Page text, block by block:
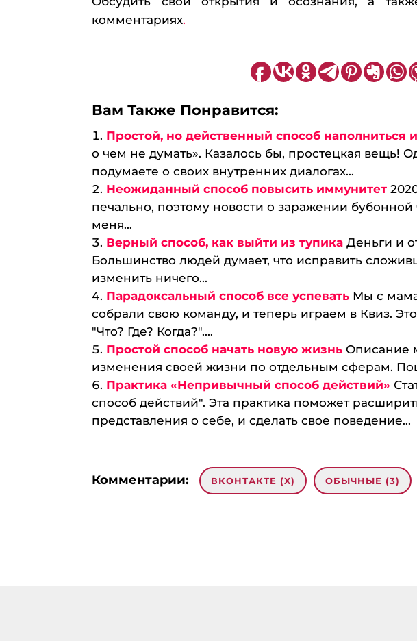
комментариях.
Вам Также Понравится:
Простой, но действенный способ наполниться
о чем не думать». Казалось бы, простецкая вещь!
подумаете о своих внутренних диалогах...
Неожиданный способ повысить иммунитет
печально, поэтому новости о заражении
меня...
Верный способ, как выйти из тупика Деньги и
Большинство людей думает, что исправить
изменить ничего...
Парадоксальный способ все успевать Мы с
собрали свою команду, и теперь играем в Квиз.
"Что? Где? Когда?"....
Простой способ начать новую жизнь Описание
изменения своей жизни по отдельным сферам.
Практика «Непривычный способ действий»
способ действий". Эта практика поможет
представления о себе, и сделать свое поведение...
Комментарии: ВКОНТАКТЕ (X) ОБЫЧНЫЕ (3)